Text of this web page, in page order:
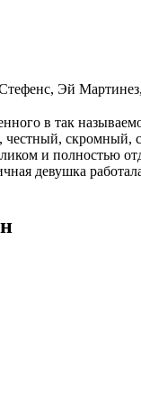
Эй
в так
и полностью
девушка